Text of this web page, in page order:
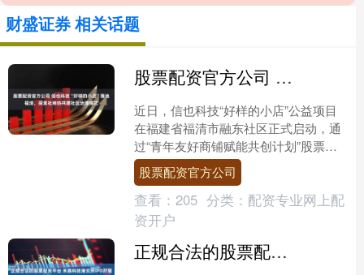
财盛证券 相关话题
股票配资官方公司 信也科技“好样的小店”落地福清，探索社商协共建社区治理模式
近日，信也科技“好样的小店”公益项目
在福建省福清市融东社区正式启动，通
过“青年友好商铺赋能共创计划”股票配
资官方公司，推动商户经营与社区公益
深度融合。该项目是信....
股票配资官方公司
查看： 205 分类： 配资专业网上配
资开户
正规合法的股票配资平台 禾赛科技港交所IPO孖展超额认购近118倍